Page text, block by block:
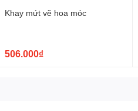
Khay mứt vẽ hoa móc
506.000₫